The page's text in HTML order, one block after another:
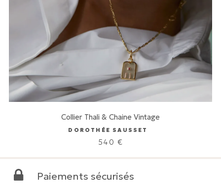
Collier Thali & Chaine Vintage
DOROTHÉE SAUSSET
540 €
Paiements sécurisés